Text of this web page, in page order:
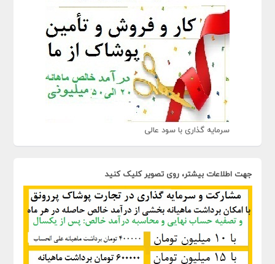
سرمایه گذاری با سود عالی
جهت اطلاعات بیشتر، روی تصویر کلیک کنید